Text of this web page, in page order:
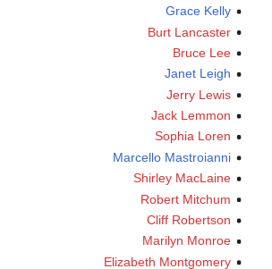
Grace Kelly
Burt Lancaster
Bruce Lee
Janet Leigh
Jerry Lewis
Jack Lemmon
Sophia Loren
Marcello Mastroianni
Shirley MacLaine
Robert Mitchum
Cliff Robertson
Marilyn Monroe
Elizabeth Montgomery